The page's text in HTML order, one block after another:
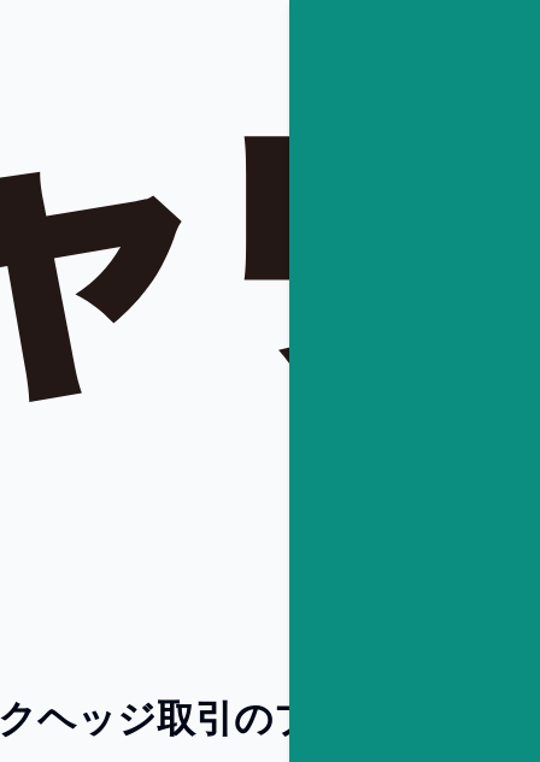
ヘッジ取引のプラットフォ